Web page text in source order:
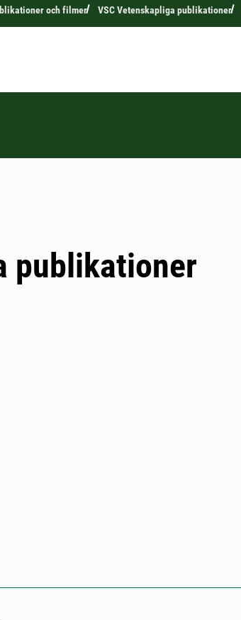
och filmer VSC Vetenskapliga publikationer
publikationer